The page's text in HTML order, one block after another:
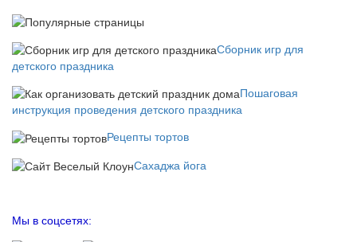
Сборник игр для
детского праздника
Пошаговая
инструкция проведения детского праздника
Рецепты тортов
Сахаджа йога
Мы в соцсетях: